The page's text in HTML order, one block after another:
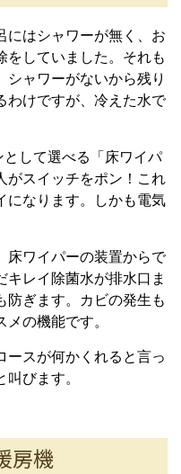
にはシャワーが無く、お
をしていました。それも
シャワーがないから残り
わけですが、冷えた水で
して選べる「床ワイパ
がスイッチをポン！これ
になります。しかも電気
床ワイパーの装置からで
キレイ除菌水が排水口ま
防ぎます。カビの発生も
の機能です。
ースが何かくれると言っ
びます。
房機